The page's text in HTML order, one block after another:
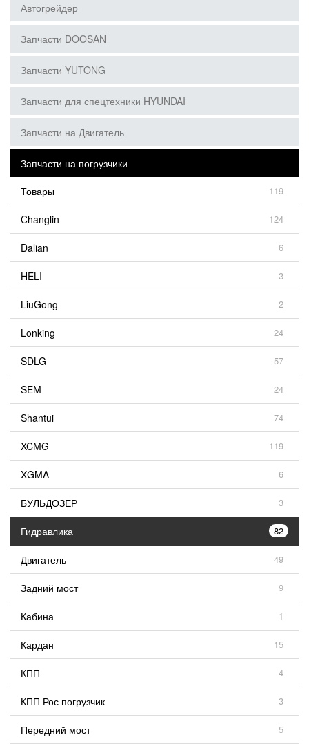
Автогрейдер
Запчасти DOOSAN
Запчасти YUTONG
Запчасти для спецтехники HYUNDAI
Запчасти на Двигатель
Запчасти на погрузчики
Товары
119
Changlin 124
Dalian 6
HELI 3
LiuGong 2
Lonking 24
SDLG 57
SEM 24
Shantui 74
XCMG 119
XGMA 6
БУЛЬДОЗЕР 3
Гидравлика 82
Двигатель 49
Задний мост 9
Кабина 1
Кардан 15
КПП 4
КПП Рос погрузчик 3
Передний мост 5